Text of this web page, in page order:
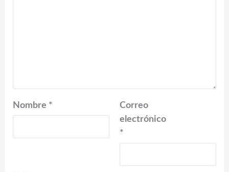
Nombre *
Correo
electrónico
*